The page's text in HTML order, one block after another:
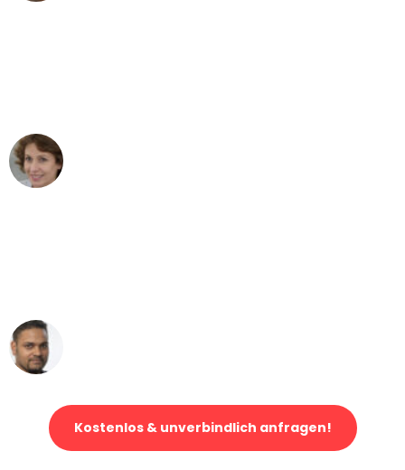
Kostenlos & unverbindlich anfragen!